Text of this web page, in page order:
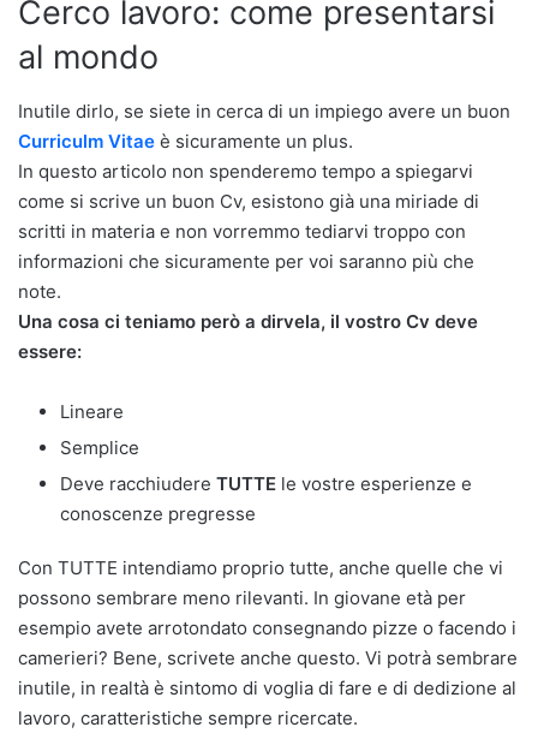
Cerco lavoro: come presentarsi
al mondo
Inutile dirlo, se siete in cerca di un impiego avere un buon
Curriculm Vitae è sicuramente un plus.
In questo articolo non spenderemo tempo a spiegarvi
come si scrive un buon Cv, esistono già una miriade di
scritti in materia e non vorremmo tediarvi troppo con
informazioni che sicuramente per voi saranno più che
note.
Una cosa ci teniamo però a dirvela, il vostro Cv deve
essere:
Lineare
Semplice
Deve racchiudere TUTTE le vostre esperienze e
conoscenze pregresse
Con TUTTE intendiamo proprio tutte, anche quelle che vi
possono sembrare meno rilevanti. In giovane età per
esempio avete arrotondato consegnando pizze o facendo i
camerieri? Bene, scrivete anche questo. Vi potrà sembrare
inutile, in realtà è sintomo di voglia di fare e di dedizione al
lavoro, caratteristiche sempre ricercate.